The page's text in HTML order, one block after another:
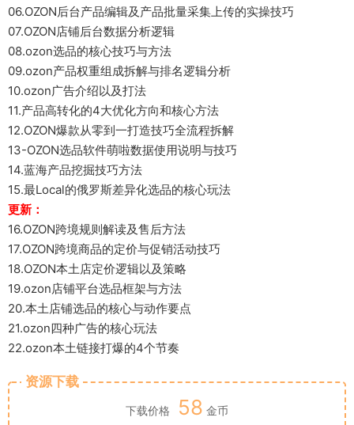
06.OZON后台产品编辑及产品批量采集上传的实操技巧
07.OZON店铺后台数据分析逻辑
08.ozon选品的核心技巧与方法
09.ozon产品权重组成拆解与排名逻辑分析
10.ozon广告介绍以及打法
11.产品高转化的4大优化方向和核心方法
12.OZON爆款从零到一打造技巧全流程拆解
13-OZON选品软件萌啦数据使用说明与技巧
14.蓝海产品挖掘技巧方法
15.最Local的俄罗斯差异化选品的核心玩法
更新：
16.OZON跨境规则解读及售后方法
17.OZON跨境商品的定价与促销活动技巧
18.OZON本土店定价逻辑以及策略
19.ozon店铺平台选品框架与方法
20.本土店铺选品的核心与动作要点
21.ozon四种广告的核心玩法
22.ozon本土链接打爆的4个节奏
资源下载
下载价格 58 金币